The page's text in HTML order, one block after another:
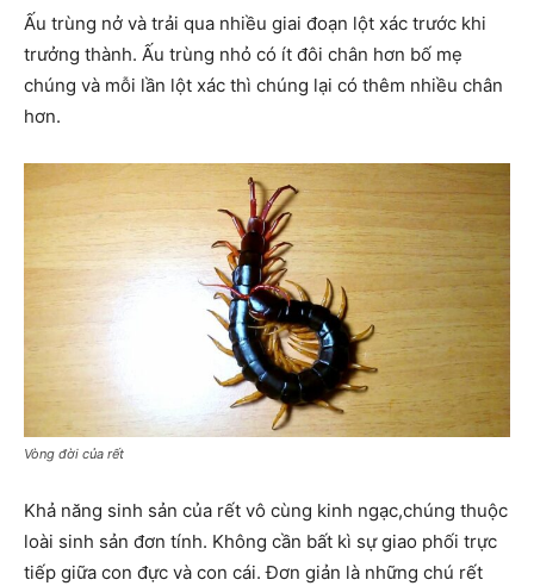
Ấu trùng nở và trải qua nhiều giai đoạn lột xác trước khi
trưởng thành. Ấu trùng nhỏ có ít đôi chân hơn bố mẹ
chúng và mỗi lần lột xác thì chúng lại có thêm nhiều chân
hơn.
Vòng đời của rết
Khả năng sinh sản của rết vô cùng kinh ngạc,chúng thuộc
loài sinh sản đơn tính. Không cần bất kì sự giao phối trực
tiếp giữa con đực và con cái. Đơn giản là những chú rết